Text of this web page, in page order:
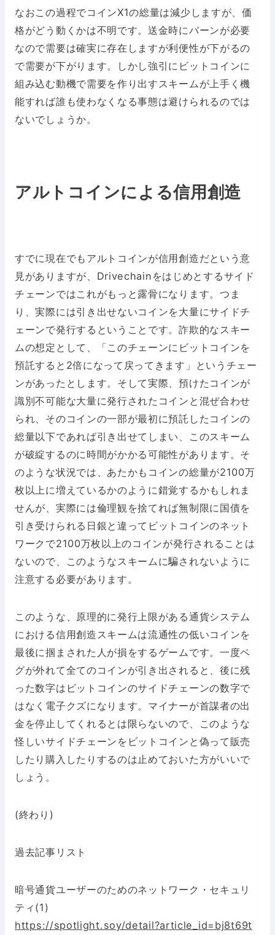
なおこの過程でコインX1の総量は減少しますが、価
格がどう動くかは不明です。送金時にバーンが必要
なので需要は確実に存在しますが利便性が下がるの
で需要が下がります。しかし強引にビットコインに
組み込む動機で需要を作り出すスキームが上手く機
能すれば誰も使わなくなる事態は避けられるのでは
ないでしょうか。
アルトコインによる信用創造
すでに現在でもアルトコインが信用創造だという意
見がありますが、Drivechainをはじめとするサイド
チェーンではこれがもっと露骨になります。つま
り、実際には引き出せないコインを大量にサイドチ
ェーンで発行するということです。詐欺的なスキー
ムの想定として、「このチェーンにビットコインを
預託すると2倍になって戻ってきます」というチェー
ンがあったとします。そして実際、預けたコインが
識別不可能な大量に発行されたコインと混ぜ合わせ
られ、そのコインの一部が最初に預託したコインの
総量以下であれば引き出せてしまい、このスキーム
が破綻するのに時間がかかる可能性があります。そ
のような状況では、あたかもコインの総量が2100万
枚以上に増えているかのように錯覚するかもしれま
せんが、実際には倫理観を捨てれば無制限に国債を
引き受けられる日銀と違ってビットコインのネット
ワークで2100万枚以上のコインが発行されることは
ないので、このようなスキームに騙されないように
注意する必要があります。
このような、原理的に発行上限がある通貨システム
における信用創造スキームは流通性の低いコインを
最後に掴まされた人が損をするゲームです。一度ペ
グが外れて全てのコインが引き出されると、後に残
った数字はビットコインのサイドチェーンの数字で
はなく電子クズになります。マイナーが首謀者の出
金を停止してくれるとは限らないので、このような
怪しいサイドチェーンをビットコインと偽って販売
したり購入したりするのは止めておいた方がいいで
しょう。
(終わり)
過去記事リスト
暗号通貨ユーザーのためのネットワーク・セキュリ
ティ(1)
https://spotlight.soy/detail?article_id=bj8t69t